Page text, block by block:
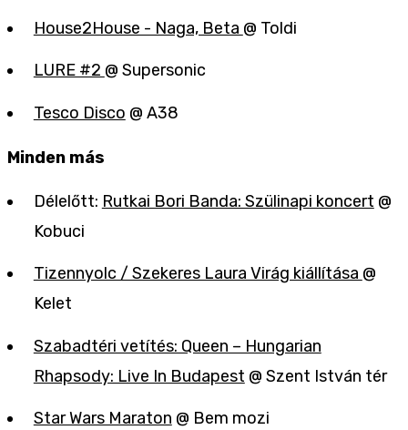
House2House - Naga, Beta @ Toldi
LURE #2 @ Supersonic
Tesco Disco @ A38
Minden más
Délelőtt: Rutkai Bori Banda: Szülinapi koncert @
Kobuci
Tizennyolc / Szekeres Laura Virág kiállítása @
Kelet
Szabadtéri vetítés: Queen – Hungarian
Rhapsody: Live In Budapest @ Szent István tér
Star Wars Maraton @ Bem mozi